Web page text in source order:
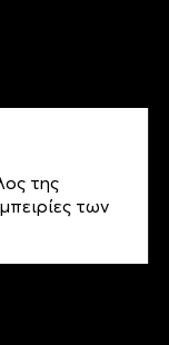
της
των